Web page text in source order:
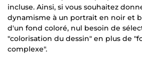
incluse. Ainsi, si vous souhaitez
dynamisme à un portrait en noir et
d'un fond coloré, nul besoin de
"colorisation du dessin" en plus de
complexe".